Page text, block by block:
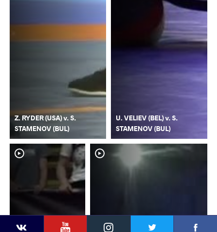
YouTubeInstagram
Z. RYDER (USA) v. S.
STAMENOV (BUL)
U. VELIEV (BEL) v. S.
STAMENOV (BUL)